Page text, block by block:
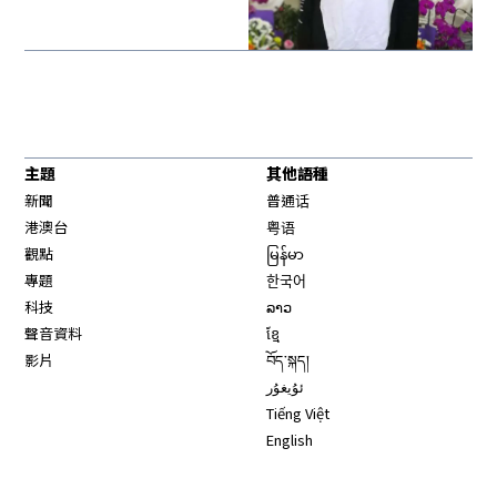
主題
新聞
港澳台
觀點
專題
科技
聲音資料
影片
其他語種
普通话
粤语
မြန်မာ
한국어
ລາວ
ខ្មែ
བོད་སྐད།
ئۇيغۇر
Tiếng Việt
English